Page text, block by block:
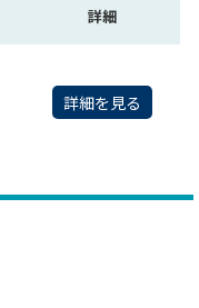
詳細
詳細を見る